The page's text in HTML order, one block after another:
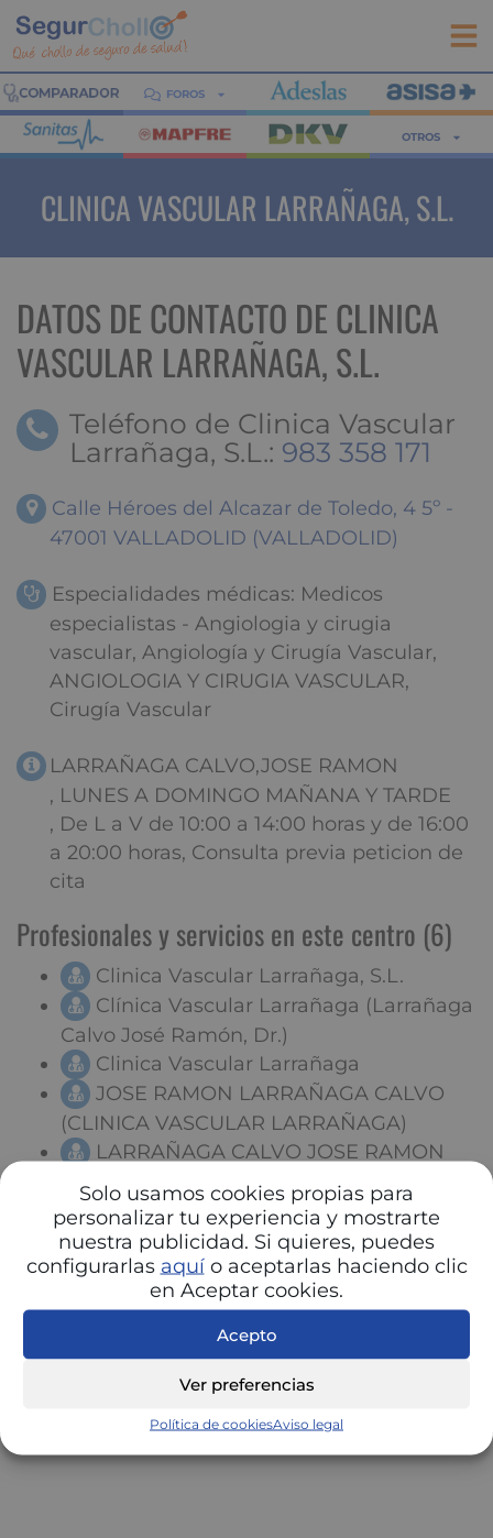
Solo usamos cookies propias para
personalizar tu experiencia y mostrarte
nuestra publicidad. Si quieres, puedes
configurarlas aquío aceptarlas haciendo clic
en Aceptar cookies.
Acepto
Ver preferencias
Política de cookiesAviso legal
FOROS
OTROS
CLINICA VASCULAR LARRAÑAGA, S.L.
DATOS DE CONTACTO DE CLINICA
VASCULAR LARRAÑAGA, S.L.
Teléfono de Clinica Vascular
Larrañaga, S.L.: 983 358 171
Calle Héroes del Alcazar de Toledo, 4 5º -
47001 VALLADOLID (VALLADOLID)
Especialidades médicas: Medicos
especialistas - Angiologia y cirugia
vascular, Angiología y Cirugía Vascular,
ANGIOLOGIA Y CIRUGIA VASCULAR,
Cirugía Vascular
LARRAÑAGA CALVO,JOSE RAMON
, LUNES A DOMINGO MAÑANA Y TARDE
, De L a V de 10:00 a 14:00 horas y de 16:00
a 20:00 horas, Consulta previa peticion de
cita
Profesionales y servicios en este centro (6)
Clinica Vascular Larrañaga, S.L.
Clínica Vascular Larrañaga (Larrañaga
Calvo José Ramón, Dr.)
Clinica Vascular Larrañaga
JOSE RAMON LARRAÑAGA CALVO
(CLINICA VASCULAR LARRAÑAGA)
LARRAÑAGA CALVO JOSE RAMON
Clínica Vascular Larrañaga, S.L.
(Larrañaga Calvo, José Ramón)